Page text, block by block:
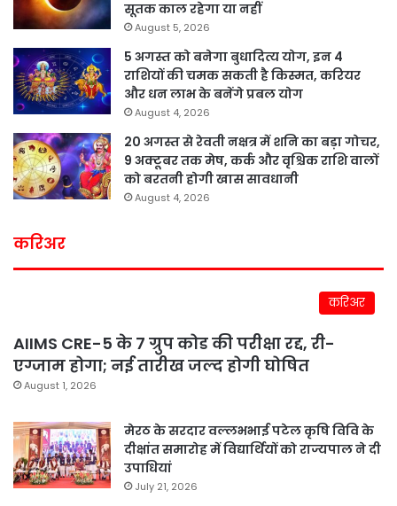
सूतक काल रहेगा या नहीं
August 5, 2026
5 अगस्त को बनेगा बुधादित्य योग, इन 4
राशियों की चमक सकती है किस्मत, करियर
और धन लाभ के बनेंगे प्रबल योग
August 4, 2026
20 अगस्त से रेवती नक्षत्र में शनि का बड़ा गोचर,
9 अक्टूबर तक मेष, कर्क और वृश्चिक राशि वालों
को बरतनी होगी खास सावधानी
August 4, 2026
करिअर
करिअर
AIIMS CRE-5 के 7 ग्रुप कोड की परीक्षा रद्द, री-
एग्जाम होगा; नई तारीख जल्द होगी घोषित
August 1, 2026
मेरठ के सरदार वल्लभभाई पटेल कृषि विवि के
दीक्षांत समारोह में विद्यार्थियों को राज्यपाल ने दी
उपाधियां
July 21, 2026